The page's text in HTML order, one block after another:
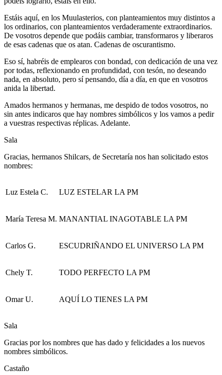
Estáis aquí, en los Muulasterios, con planteamientos muy distintos a
los ordinarios, con planteamientos verdaderamente extraordinarios.
De vosotros depende que podáis cambiar, transformaros y liberaros
de esas cadenas que os atan. Cadenas de oscurantismo.
Eso sí, habréis de emplearos con bondad, con dedicación de una vez
por todas, reflexionando en profundidad, con tesón, no deseando
nada, en absoluto, pero sí pensando, día a día, en que en vosotros
anida la libertad.
Amados hermanos y hermanas, me despido de todos vosotros, no
sin antes indicaros que hay nombres simbólicos y los vamos a pedir
a vuestras respectivas réplicas. Adelante.
Sala
Gracias, hermanos Shilcars, de Secretaría nos han solicitado estos
nombres:
Luz Estela C. LUZ ESTELAR LA PM
María Teresa M. MANANTIAL INAGOTABLE LA PM
Carlos G. ESCUDRIÑANDO EL UNIVERSO LA PM
Chely T. TODO PERFECTO LA PM
Omar U. AQUÍ LO TIENES LA PM
Sala
Gracias por los nombres que has dado y felicidades a los nuevos
nombres simbólicos.
Castaño